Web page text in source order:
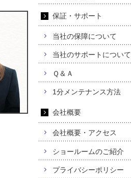
保証・サポート
当社の保障について
当社のサポートについて
Ｑ＆Ａ
1分メンテナンス方法
会社概要
会社概要・アクセス
ショールームのご紹介
プライバシーポリシー